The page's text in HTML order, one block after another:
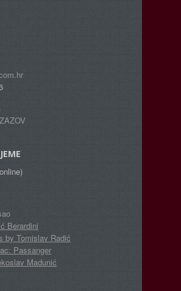
Berardini
by Tomislav Radić
Passanger
Madunić